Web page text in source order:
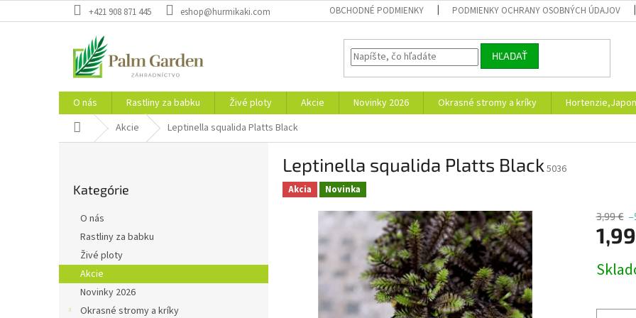
na
+421 908 871 445 eshop@hurmikaki.com OBCHODNÉ PODMIENKY PODMIENKY OCHRANY OSOBNÝCH ÚDAJOV
HĽADAŤ
O nás Rastliny za babku Živé ploty Akcie Novinky 2026 Okrasné stromy a kríky
DomovAkcie Leptinella squalida Platts Black
kategórie
Kategórie
O nás
Rastliny za babku
Živé ploty
Akcie
Novinky 2026
Okrasné stromy a kríky
Leptinella squalida Platts Black 5036
Akcia Novinka
3,99 €
cena: